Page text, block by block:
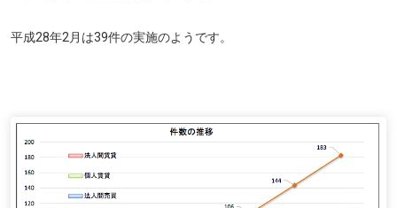
平成28年2月は39件の実施のようです。